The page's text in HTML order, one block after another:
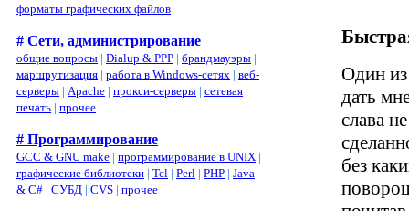
форматы графических файлов
# Сети, администрирование
общие вопросы | Dialup & PPP | брандмауэры |
маршрутизация | работа в Windows-сетях | веб-
серверы | Apache | прокси-серверы | сетевая
печать | прочее
# Программирование
GCC & GNU make | программирование в UNIX |
графические библиотеки | Tcl | Perl | PHP | Java
& C# | СУБД | CVS | прочее
Один
дать
слава
без